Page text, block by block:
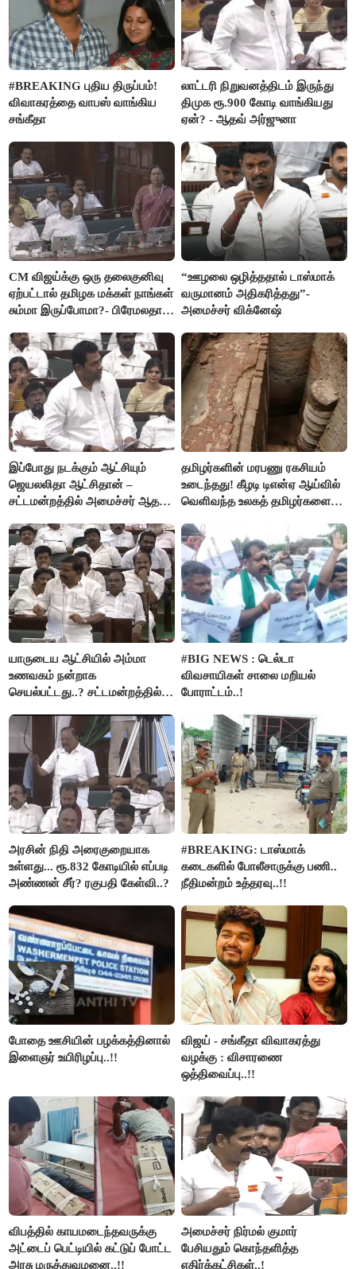
#BREAKING புதிய திருப்பம்!
விவாகரத்தை வாபஸ் வாங்கிய
சங்கீதா
லாட்டரி நிறுவனத்திடம் இருந்து
திமுக ரூ.900 கோடி வாங்கியது
ஏன்? - ஆதவ் அர்ஜுனா
CM விஜய்க்கு ஒரு தலைகுனிவு
ஏற்பட்டால் தமிழக மக்கள் நாங்கள்
சும்மா இருப்போமா?- பிரேமலதா
“ஊழலை ஒழித்ததால் டாஸ்மாக்
வருமானம் அதிகரித்தது”-
அமைச்சர் விக்னேஷ்
இப்போது நடக்கும் ஆட்சியும்
ஜெயலலிதா ஆட்சிதான் –
சட்டமன்றத்தில் அமைச்சர் ஆதவ்
தமிழர்களின் மரபணு ரகசியம்
உடைந்தது! கீழடி டிஎன்ஏ ஆய்வில்
வெளிவந்த உலகத் தமிழர்களை
யாருடைய ஆட்சியில் அம்மா
உணவகம் நன்றாக
செயல்பட்டது..? சட்டமன்றத்தில்
#BIG NEWS : டெல்டா
விவசாயிகள் சாலை மறியல்
போராட்டம்..!
அரசின் நிதி அரைகுறையாக
உள்ளது... ரூ.832 கோடியில் எப்படி
அண்ணன் சீர்? ரகுபதி கேள்வி..?
#BREAKING: டாஸ்மாக்
கடைகளில் போலீசாருக்கு பணி..
நீதிமன்றம் உத்தரவு..!!
போதை ஊசியின் பழக்கத்தினால்
இளைஞர் உயிரிழப்பு..!!
விஜய் - சங்கீதா விவாகரத்து
வழக்கு : விசாரணை
ஒத்திவைப்பு..!!
விபத்தில் காயமடைந்தவருக்கு
அட்டைப் பெட்டியில் கட்டுப் போட்ட
அரசு மருத்துவமனை..!!
அமைச்சர் நிர்மல் குமார்
பேசியதும் கொந்தளித்த
எதிர்க்கட்சிகள்..!